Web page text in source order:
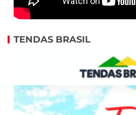
TENDAS BRASIL